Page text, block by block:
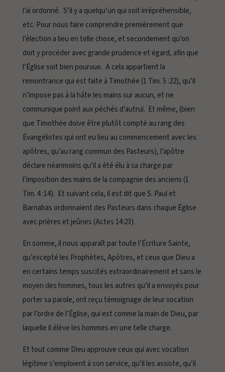
l’ai ordonné. S’il y a quelqu’un qui soit irrépréhensible,
etc. Pour nous faire comprendre premièrement que
l’élection a lieu en telle chose, et secondement qu’on
doit y procéder avec grande prudence et égard, afin que
l’Église soit bien pourvue. A cela appartient la
remontrance qui est faite à Timothée (1 Tim. 5 :22), qu’il
n’impose pas à la hâte les mains sur aucun, et ne
communique point aux péchés d’autrui. Et même, (bien
que Timothée doive être plutôt compté au rang des
Évangélistes qui ont eu lieu au commencement avec les
apôtres, qu’au rang commun des Pasteurs), l’apôtre
déclare néanmoins qu’il a été élu à sa charge par
l’imposition des mains de la compagnie des anciens (1
Tim. 4 :14). Et suivant cela, il est dit que S. Paul et
Barnabas ordonnaient des Pasteurs dans chaque Église
avec prières et jeûnes (Actes 14:23).
En somme, il nous apparaît par toute l’Écriture Sainte,
qu’excepté les Prophètes, Apôtres, et ceux que Dieu a
en certains temps suscités extraordinairement et sans le
moyen des hommes, tous les autres qu’il a envoyés pour
porter sa parole, ont reçu témoignage de leur vocation
par l’ordre de l’Église, qui est comme la main de Dieu, par
laquelle il élève les hommes en une telle charge.
Et tout comme Dieu approuve ceux qui avec vocation
légitime s’emploient à son service, qu’il les assiste, qu’il